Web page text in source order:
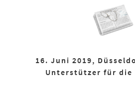
16. Juni 2019,
Unterstützer für die